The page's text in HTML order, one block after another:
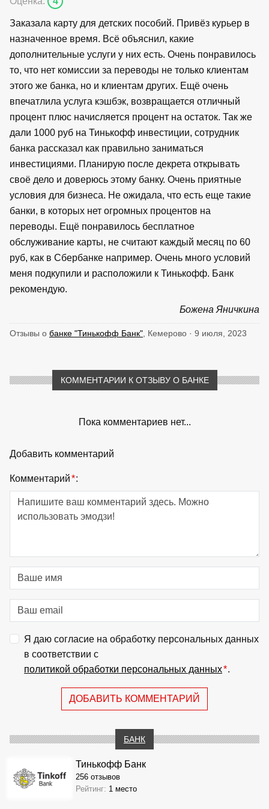
Заказала карту для детских пособий. Привёз курьер в
назначенное время. Всё объяснил, какие
дополнительные услуги у них есть. Очень понравилось
то, что нет комиссии за переводы не только клиентам
этого же банка, но и клиентам других. Ещё очень
впечатлила услуга кэшбэк, возвращается отличный
процент плюс начисляется процент на остаток. Так же
дали 1000 руб на Тинькофф инвестиции, сотрудник
банка рассказал как правильно заниматься
инвестициями. Планирую после декрета открывать
своё дело и доверюсь этому банку. Очень приятные
условия для бизнеса. Не ожидала, что есть еще такие
банки, в которых нет огромных процентов на
переводы. Ещё понравилось бесплатное
обслуживание карты, не считают каждый месяц по 60
руб, как в Сбербанке например. Очень много условий
меня подкупили и расположили к Тинькофф. Банк
рекомендую.
Божена Яничкина
Отзывы о банке "Тинькофф Банк" , Кемерово · 9 июля, 2023
КОММЕНТАРИИ К ОТЗЫВУ О БАНКЕ
Пока комментариев нет...
Добавить комментарий
Комментарий*:
Я даю согласие на обработку персональных данных
в соответствии с
политикой обработки персональных данных*.
ДОБАВИТЬ КОММЕНТАРИЙ
БАНК
Тинькофф Банк
256 отзывов
Рейтинг: 1 место